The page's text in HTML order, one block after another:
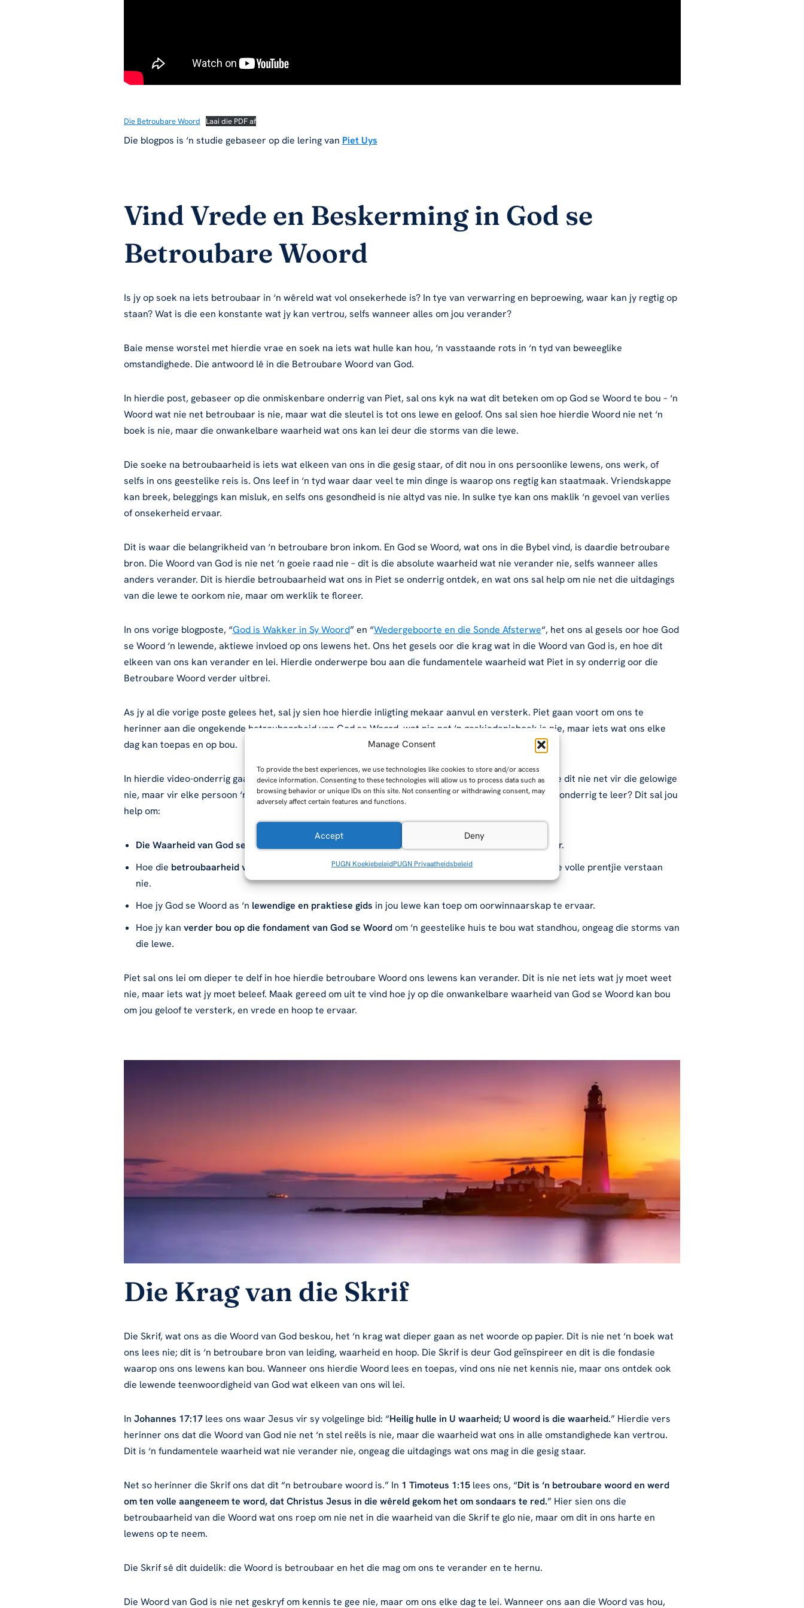
Manage Consent
To provide the best experiences, we use technologies like cookies to store and/or access
device information. Consenting to these technologies will allow us to process data such as
browsing behavior or unique IDs on this site. Not consenting or withdrawing consent, may
adversely affect certain features and functions.
Accept Deny
PUGN KoekiebeleidPUGN Privaatheidsbeleid
Die Betroubare Woord Laai die PDF af
Die blogpos is ‘n studie gebaseer op die lering van Piet Uys
Vind Vrede en Beskerming in God se
Betroubare Woord
Is jy op soek na iets betroubaar in ‘n wêreld wat vol onsekerhede is? In tye van verwarring en beproewing, waar kan jy regtig op
staan? Wat is die een konstante wat jy kan vertrou, selfs wanneer alles om jou verander?
Baie mense worstel met hierdie vrae en soek na iets wat hulle kan hou, ‘n vasstaande rots in ‘n tyd van beweeglike
omstandighede. Die antwoord lê in die Betroubare Woord van God.
In hierdie post, gebaseer op die onmiskenbare onderrig van Piet, sal ons kyk na wat dit beteken om op God se Woord te bou – ‘n
Woord wat nie net betroubaar is nie, maar wat die sleutel is tot ons lewe en geloof. Ons sal sien hoe hierdie Woord nie net ‘n
boek is nie, maar die onwankelbare waarheid wat ons kan lei deur die storms van die lewe.
Die soeke na betroubaarheid is iets wat elkeen van ons in die gesig staar, of dit nou in ons persoonlike lewens, ons werk, of
selfs in ons geestelike reis is. Ons leef in ‘n tyd waar daar veel te min dinge is waarop ons regtig kan staatmaak. Vriendskappe
kan breek, beleggings kan misluk, en selfs ons gesondheid is nie altyd vas nie. In sulke tye kan ons maklik ‘n gevoel van verlies
of onsekerheid ervaar.
Dit is waar die belangrikheid van ‘n betroubare bron inkom. En God se Woord, wat ons in die Bybel vind, is daardie betroubare
bron. Die Woord van God is nie net ‘n goeie raad nie – dit is die absolute waarheid wat nie verander nie, selfs wanneer alles
anders verander. Dit is hierdie betroubaarheid wat ons in Piet se onderrig ontdek, en wat ons sal help om nie net die uitdagings
van die lewe te oorkom nie, maar om werklik te floreer.
In ons vorige blogposte, “God is Wakker in Sy Woord” en “Wedergeboorte en die Sonde Afsterwe“, het ons al gesels oor hoe God
se Woord ‘n lewende, aktiewe invloed op ons lewens het. Ons het gesels oor die krag wat in die Woord van God is, en hoe dit
elkeen van ons kan verander en lei. Hierdie onderwerpe bou aan die fundamentele waarheid wat Piet in sy onderrig oor die
Betroubare Woord verder uitbrei.
As jy al die vorige poste gelees het, sal jy sien hoe hierdie inligting mekaar aanvul en versterk. Piet gaan voort om ons te
herinner aan die ongekende betroubaarheid van God se Woord, wat nie net ‘n geskiedenisboek is nie, maar iets wat ons elke
dag kan toepas en op bou.
In hierdie video-onderrig gaan Piet verder met die noodsaaklikheid van die Betroubare Woord en hoe dit nie net vir die gelowige
nie, maar vir elke persoon ‘n pad na ware vrede en geregtigheid is. Wat kan jy verwag om uit hierdie onderrig te leer? Dit sal jou
help om:
Die Waarheid van God se Woord
te verstaan en dit as ‘n onwankelbare rots in jou lewe te aanvaar.
Hoe die betroubaarheid van God se Woord
ons hoop en sekerheid bring, selfs wanneer ons nie die volle prentjie verstaan
nie.
Hoe jy God se Woord as ‘n lewendige en praktiese gids in jou lewe kan toep om oorwinnaarskap te ervaar.
Hoe jy kan verder bou op die fondament van God se Woordom ‘n geestelike huis te bou wat standhou, ongeag die storms van
die lewe.
Piet sal ons lei om dieper te delf in hoe hierdie betroubare Woord ons lewens kan verander. Dit is nie net iets wat jy moet weet
nie, maar iets wat jy moet beleef. Maak gereed om uit te vind hoe jy op die onwankelbare waarheid van God se Woord kan bou
om jou geloof te versterk, en vrede en hoop te ervaar.
Die Krag van die Skrif
Die Skrif, wat ons as die Woord van God beskou, het ‘n krag wat dieper gaan as net woorde op papier. Dit is nie net ‘n boek wat
ons lees nie; dit is ‘n betroubare bron van leiding, waarheid en hoop. Die Skrif is deur God geïnspireer en dit is die fondasie
waarop ons ons lewens kan bou. Wanneer ons hierdie Woord lees en toepas, vind ons nie net kennis nie, maar ons ontdek ook
die lewende teenwoordigheid van God wat elkeen van ons wil lei.
In Johannes 17:17lees ons waar Jesus vir sy volgelinge bid: “Heilig hulle in U waarheid; U woord is die waarheid.” Hierdie vers
herinner ons dat die Woord van God nie net ‘n stel reëls is nie, maar die waarheid wat ons in alle omstandighede kan vertrou.
Dit is ‘n fundamentele waarheid wat nie verander nie, ongeag die uitdagings wat ons mag in die gesig staar.
Net so herinner die Skrif ons dat dit “n betroubare woord is.” In 1 Timoteus 1:15lees ons, “Dit is ‘n betroubare woord en werd
om ten volle aangeneem te word, dat Christus Jesus in die wêreld gekom het om sondaars te red.” Hier sien ons die
betroubaarheid van die Woord wat ons roep om nie net in die waarheid van die Skrif te glo nie, maar om dit in ons harte en
lewens op te neem.
Die Skrif sê dit duidelik: die Woord is betroubaar en het die mag om ons te verander en te hernu.
Die Woord van God is nie net geskryf om kennis te gee nie, maar om ons elke dag te lei. Wanneer ons aan die Woord vas hou,